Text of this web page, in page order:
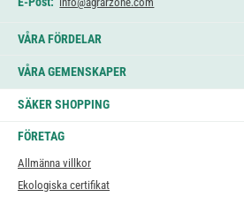
VÅRA FÖRDELAR
VÅRA GEMENSKAPER
SÄKER SHOPPING
FÖRETAG
Allmänna villkor
Ekologiska certifikat